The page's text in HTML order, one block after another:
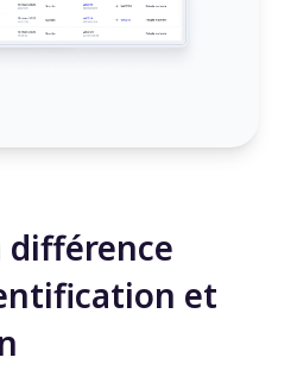
différence
et